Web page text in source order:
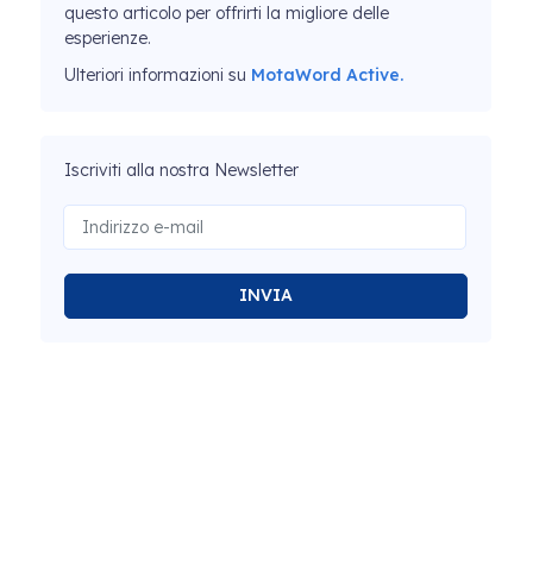
questo articolo per offrirti la migliore delle
esperienze.
Ulteriori informazioni su MotaWord Active.
Iscriviti alla nostra Newsletter
INVIA